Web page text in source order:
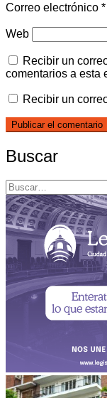
Correo electrónico *
Web
Recibir un
comentarios a esta
Recibir un
Buscar